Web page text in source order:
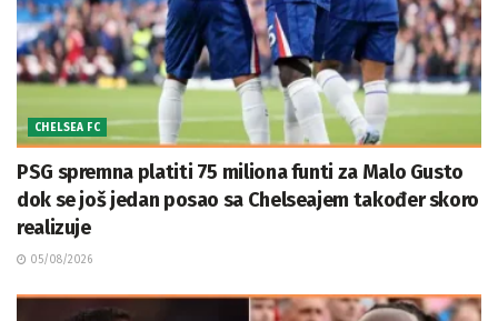
CHELSEA FC
PSG spremna platiti 75 miliona funti za Malo Gusto
dok se još jedan posao sa Chelseajem također skoro
realizuje
05/08/2026